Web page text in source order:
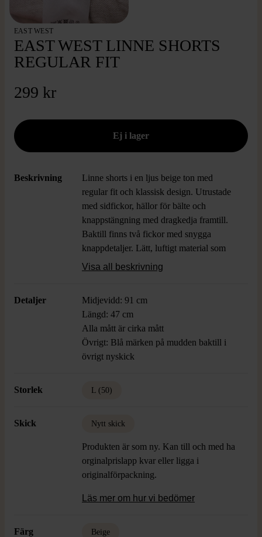
EAST WEST
EAST WEST LINNE SHORTS
REGULAR FIT
299 kr
Beskrivning
Linne shorts i en ljus beige ton med
regular fit och klassisk design. Utrustade
med sidfickor, hällor för bälte och
knappstängning med dragkedja framtill.
Baktill finns två fickor med snygga
knappdetaljer. Lätt, luftigt material som
ger en avslappnad och stilren känsla,
Visa all beskrivning
Detaljer
Midjevidd: 91 cm
Längd: 47 cm
Alla mått är cirka mått
Övrigt: Blå märken på mudden baktill i
övrigt nyskick
Storlek L (50)
Skick Nytt skick
Produkten är som ny. Kan till och med ha
orginalprislapp kvar eller ligga i
originalförpackning.
Läs mer om hur vi bedömer
Färg Beige